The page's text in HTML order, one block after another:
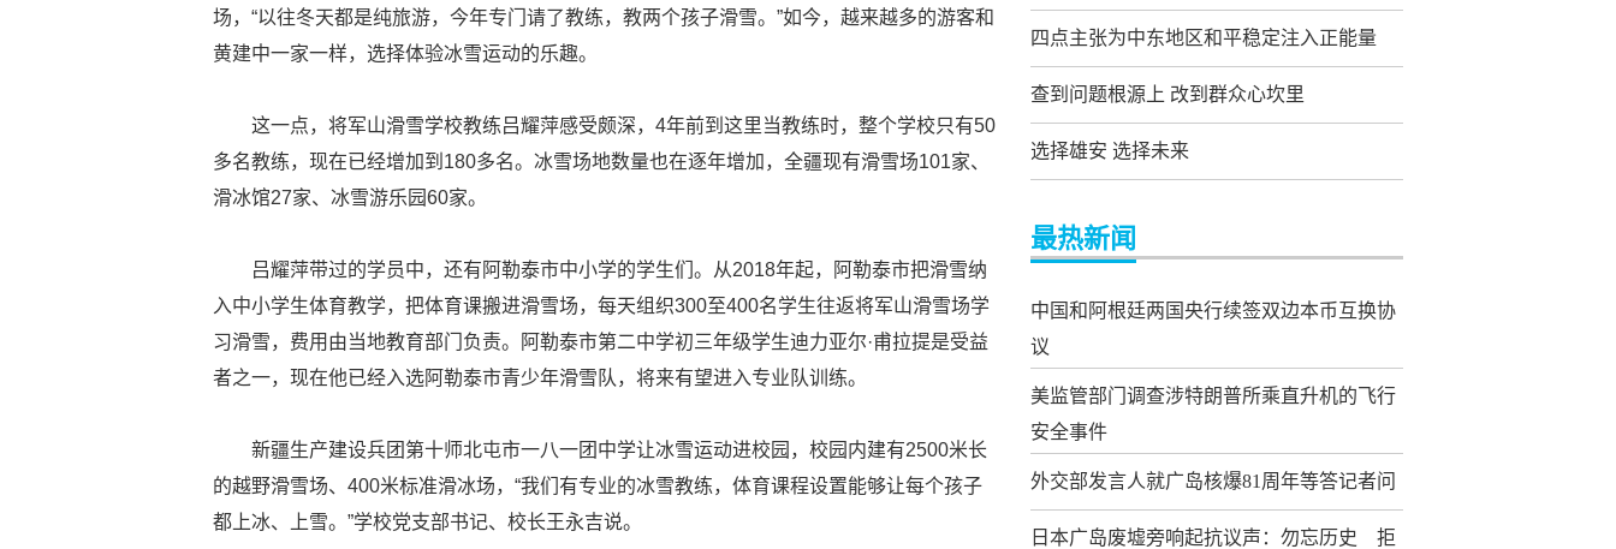
场，“以往冬天都是纯旅游，今年专门请了教练，教两个孩子滑雪。”如今，越来越多的游客和
黄建中一家一样，选择体验冰雪运动的乐趣。
这一点，将军山滑雪学校教练吕耀萍感受颇深，4年前到这里当教练时，整个学校只有50
多名教练，现在已经增加到180多名。冰雪场地数量也在逐年增加，全疆现有滑雪场101家、
滑冰馆27家、冰雪游乐园60家。
吕耀萍带过的学员中，还有阿勒泰市中小学的学生们。从2018年起，阿勒泰市把滑雪纳
入中小学生体育教学，把体育课搬进滑雪场，每天组织300至400名学生往返将军山滑雪场学
习滑雪，费用由当地教育部门负责。阿勒泰市第二中学初三年级学生迪力亚尔·甫拉提是受益
者之一，现在他已经入选阿勒泰市青少年滑雪队，将来有望进入专业队训练。
新疆生产建设兵团第十师北屯市一八一团中学让冰雪运动进校园，校园内建有2500米长
的越野滑雪场、400米标准滑冰场，“我们有专业的冰雪教练，体育课程设置能够让每个孩子
都上冰、上雪。”学校党支部书记、校长王永吉说。
四点主张为中东地区和平稳定注入正能量
查到问题根源上 改到群众心坎里
选择雄安 选择未来
最热新闻
中国和阿根廷两国央行续签双边本币互换协
议
美监管部门调查涉特朗普所乘直升机的飞行
安全事件
外交部发言人就广岛核爆81周年等答记者问
日本广岛废墟旁响起抗议声：勿忘历史 拒